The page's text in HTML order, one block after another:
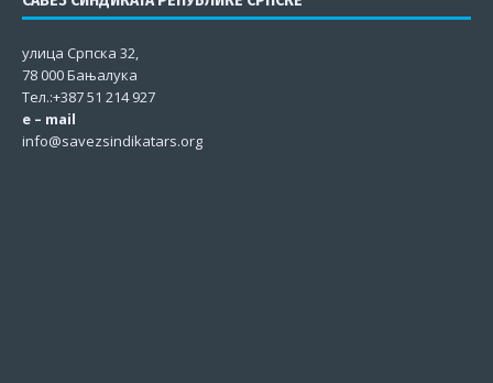
улица Српска 32,
78 000 Бањалука
Тел.:+387 51 214 927
e – mail
info@savezsindikatars.org